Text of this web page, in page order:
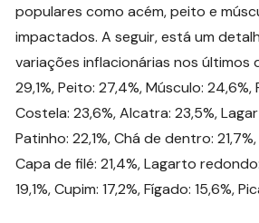
populares como acém, peito e
impactados. A seguir, está um
variações inflacionárias nos últimos
29,1%, Peito: 27,4%, Músculo: 24,6%,
Costela: 23,6%, Alcatra: 23,5%,
Patinho: 22,1%, Chá de dentro:
Capa de filé: 21,4%, Lagarto
19,1%, Cupim: 17,2%, Fígado: 15,6%,